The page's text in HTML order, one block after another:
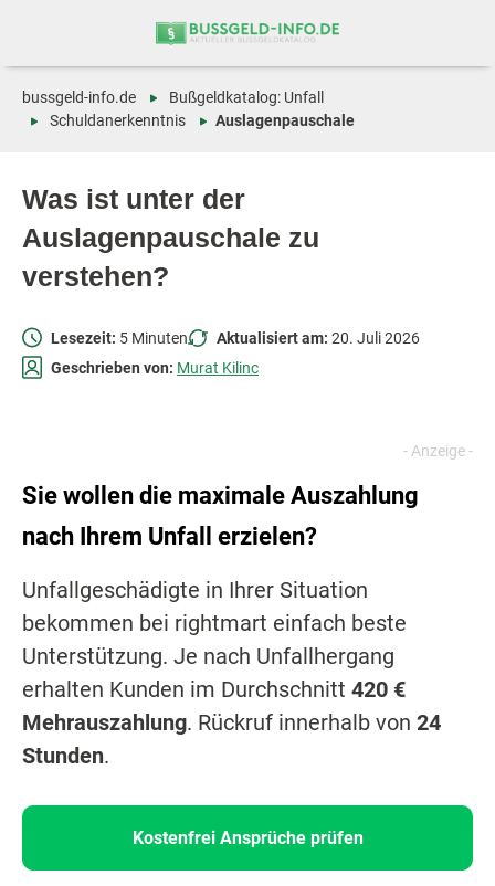
Was ist unter der
Auslagenpauschale zu
verstehen?
bussgeld-info.de
Bußgeldkatalog: Unfall
Schuldanerkenntnis
Auslagenpauschale
Lesezeit: 5 Minuten Aktualisiert am: 20. Juli 2026
Geschrieben von: Murat Kilinc
Sie wollen die maximale Auszahlung
nach Ihrem Unfall erzielen?
Unfallgeschädigte in Ihrer Situation
bekommen bei rightmart einfach beste
Unterstützung. Je nach Unfallhergang
erhalten Kunden im Durchschnitt 420 €
Mehrauszahlung. Rückruf innerhalb von 24
Stunden.
Kostenfrei Ansprüche prüfen